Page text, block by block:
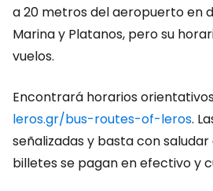
a 20 metros del aeropuerto en
Marina y Platanos, pero su
vuelos.
Encontrará horarios
leros.gr/bus-routes-of-leros.
señalizadas y basta con saludar
billetes se pagan en efectivo y